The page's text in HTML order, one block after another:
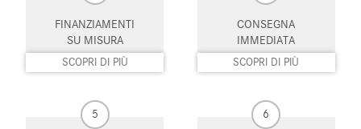
Portellone posteriore elettrico Regolazione elettrica sedili
FINANZIAMENTI
SU MISURA
SCOPRI DI PIÙ
CONSEGNA
IMMEDIATA
SCOPRI DI PIÙ
5 6